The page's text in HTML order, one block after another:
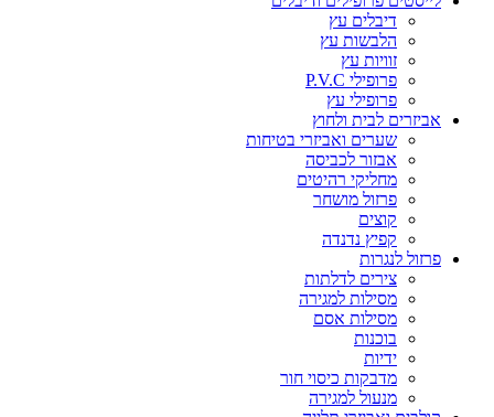
דיבלים עץ
הלבשות עץ
זוויות עץ
פרופילי P.V.C
פרופילי עץ
אביזרים לבית ולחוץ
שערים ואביזרי בטיחות
אבזור לכביסה
מחליקי רהיטים
פרזול מושחר
קוצים
קפיץ נדנדה
פרזול לנגרות
צירים לדלתות
מסילות למגירה
מסילות אסם
בוכנות
ידיות
מדבקות כיסוי חור
מנעול למגירה